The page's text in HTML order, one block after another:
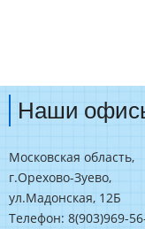
Наши
Московская область,
г.Орехово-Зуево,
ул.Мадонская, 12Б
Телефон: 8(903)969-